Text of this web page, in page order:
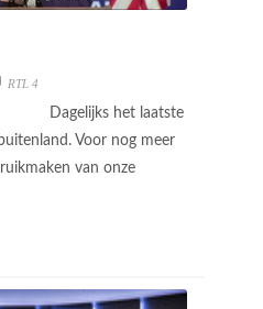
RTL 4
Dagelijks het laatste
Voor nog meer
van onze